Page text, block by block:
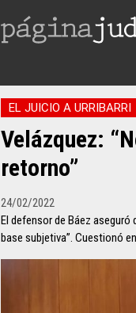
EL JUICIO A URRIBARRI
Velázquez:
retorno”
24/02/2022
El defensor de Báez
base subjetiva”. Cuestionó